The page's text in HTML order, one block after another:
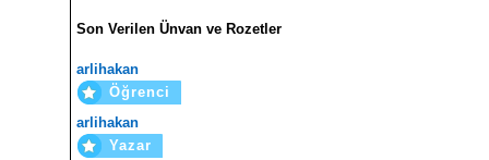
Son Verilen Ünvan ve Rozetler
arlihakan
Öğrenci
arlihakan
Yazar